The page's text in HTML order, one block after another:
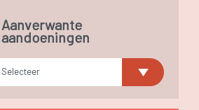
Aanverwante
aandoeningen
Selecteer